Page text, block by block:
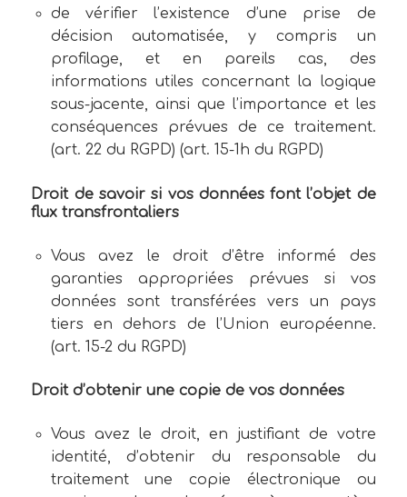
de vérifier l’existence d’une prise de
décision automatisée, y compris un
profilage, et en pareils cas, des
informations utiles concernant la logique
sous-jacente, ainsi que l’importance et les
conséquences prévues de ce traitement.
(art. 22 du RGPD) (art. 15-1h du RGPD)
Droit de savoir si vos données font l’objet de
flux transfrontaliers
Vous avez le droit d’être informé des
garanties appropriées prévues si vos
données sont transférées vers un pays
tiers en dehors de l’Union européenne.
(art. 15-2 du RGPD)
Droit d’obtenir une copie de vos données
Vous avez le droit, en justifiant de votre
identité, d’obtenir du responsable du
traitement une copie électronique ou